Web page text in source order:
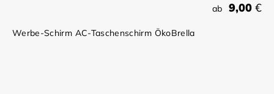
ab 9,00 €
Werbe-Schirm AC-Taschenschirm ÖkoBrella